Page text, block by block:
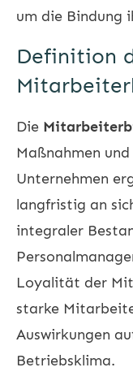
um die Bindung
Definition
Die
Maßnahmen
Unternehmen
langfristig an
integraler
Loyalität der
starke
Auswirkungen
Betriebsklima.